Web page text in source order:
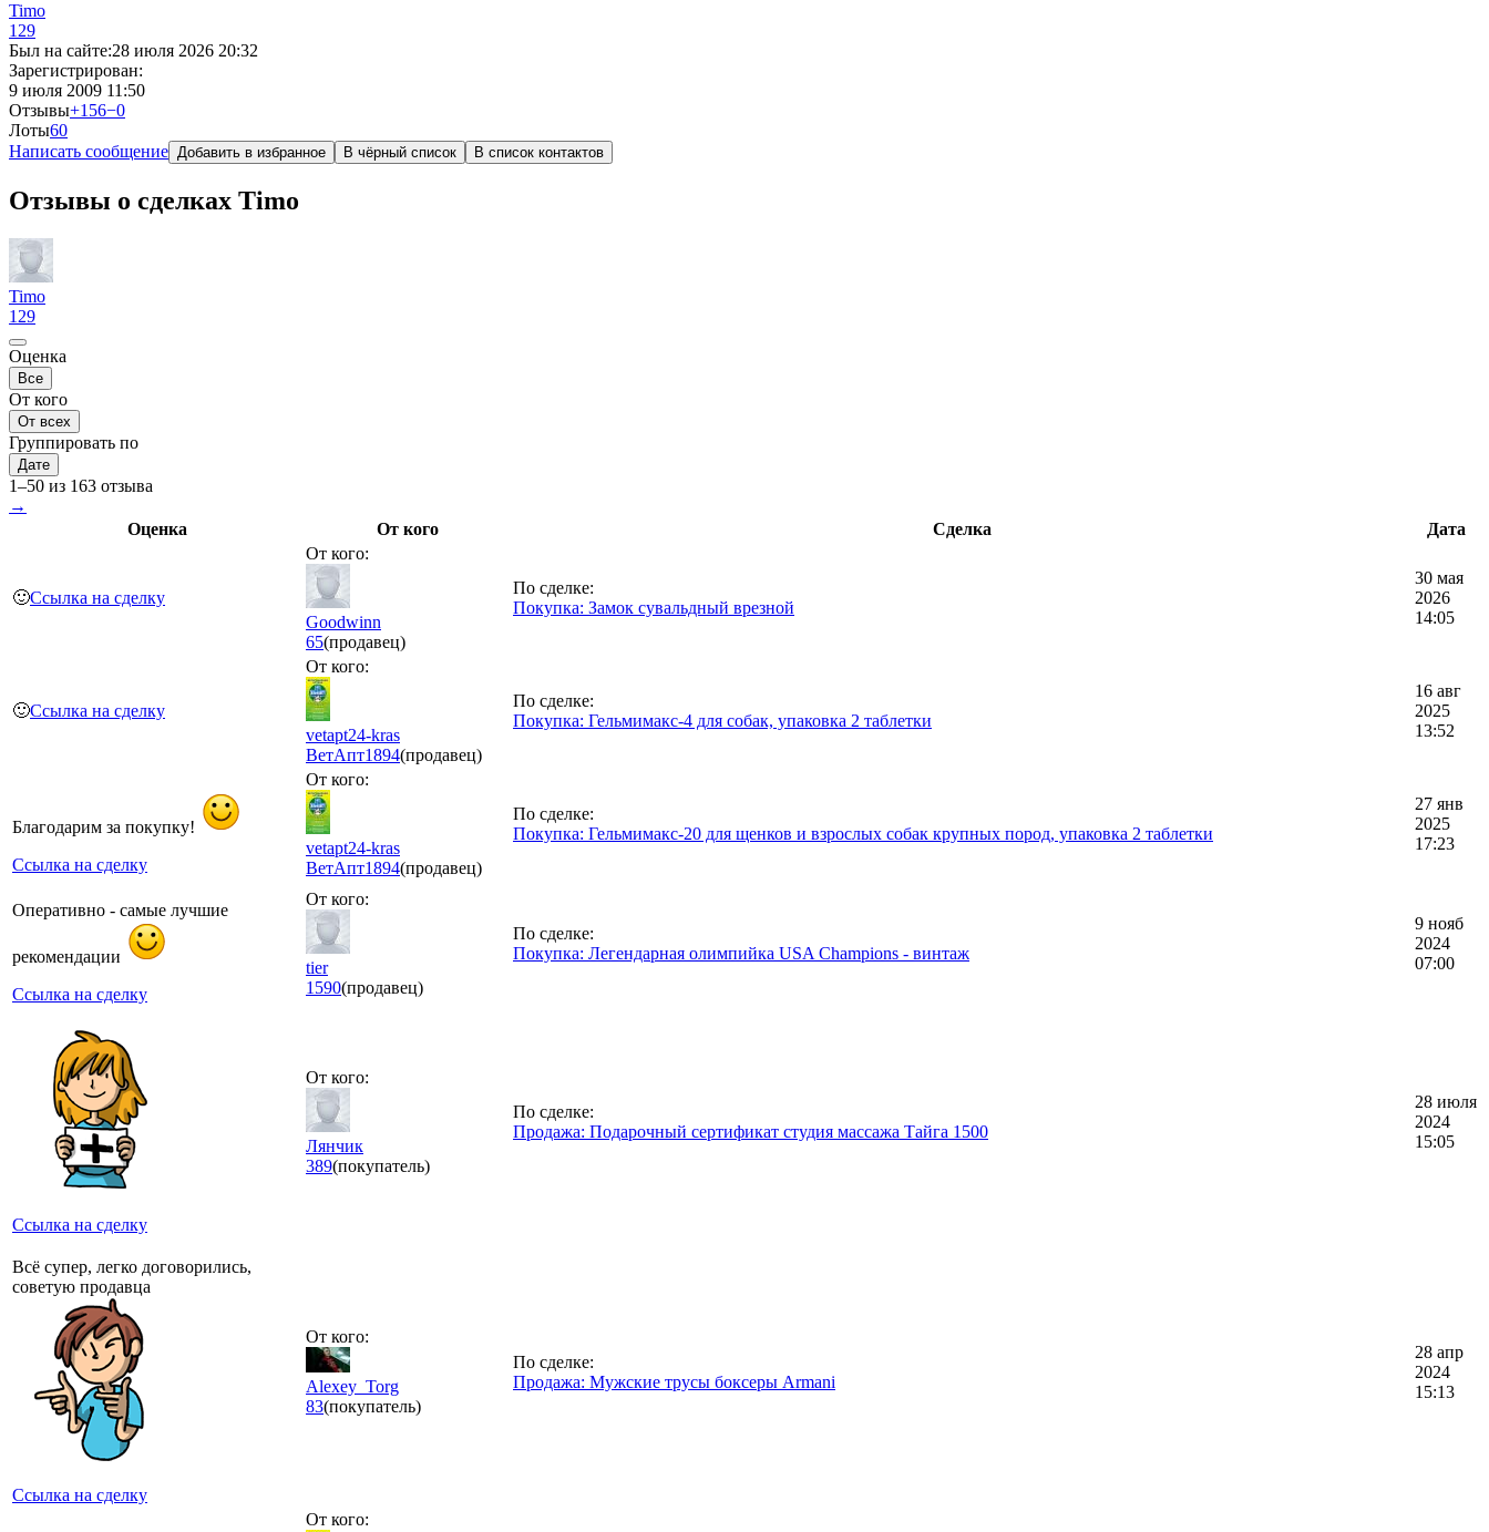
Timo
129
Был на сайте:28 июля 2026 20:32
Зарегистрирован:
9 июля 2009 11:50
Отзывы+156−0
Лоты60
Написать сообщение Добавить в избранное В чёрный список В список контактов
Отзывы о сделках Timo
Timo
129
Оценка
Все
От кого
От всех
Группировать по
Дате
1–50 из 163 отзыва
→
Оценка
От кого Сделка Дата
🙂Ссылка на сделку
От кого:
Goodwinn
65(продавец)
По сделке:
Покупка: Замок сувальдный врезной
30 мая
2026
14:05
🙂Ссылка на сделку
От кого:
vetapt24-kras
ВетАпт1894(продавец)
По сделке:
Покупка: Гельмимакс-4 для собак, упаковка 2 таблетки
16 авг
2025
13:52
Благодарим за покупку!
Ссылка на сделку
От кого:
vetapt24-kras
ВетАпт1894(продавец)
По сделке:
Покупка: Гельмимакс-20 для щенков и взрослых собак крупных пород, упаковка 2 таблетки
27 янв
2025
17:23
Оперативно - самые лучшие
рекомендации
Ссылка на сделку
От кого:
tier
1590(продавец)
По сделке:
Покупка: Легендарная олимпийка USA Champions - винтаж
9 нояб
2024
07:00
Ссылка на сделку
От кого:
Лянчик
389(покупатель)
По сделке:
Продажа: Подарочный сертификат студия массажа Тайга 1500
28 июля
2024
15:05
Всё супер, легко договорились,
советую продавца
Ссылка на сделку
От кого:
Alexey_Torg
83(покупатель)
По сделке:
Продажа: Мужские трусы боксеры Armani
28 апр
2024
15:13
От кого: